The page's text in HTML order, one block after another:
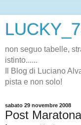
non seguo tabelle,
istinto......
Il Blog di Luciano
pista e non solo!
sabato 29 novembre 2008
Post